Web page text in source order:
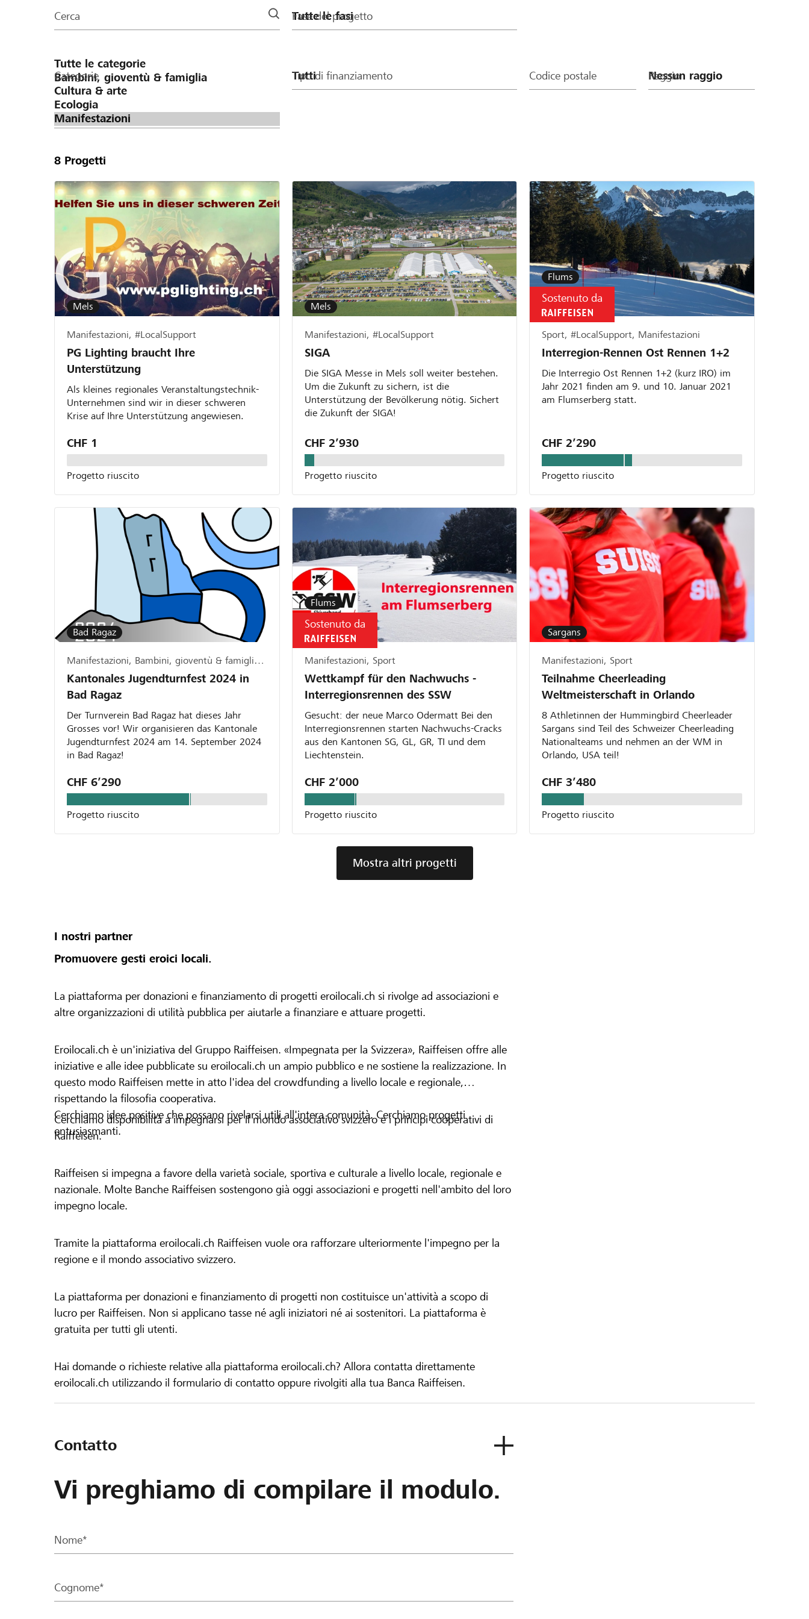
della
Cerca Fase del progetto
Categorie Tipo di finanziamento Codice postale Raggio
8 Progetti
Mels
Manifestazioni, #LocalSupport
PG Lighting braucht Ihre
Unterstützung
Als kleines regionales Veranstaltungstechnik-
Unternehmen sind wir in dieser schweren
Krise auf Ihre Unterstützung angewiesen.
CHF 1
Progetto riuscito
Mels
Manifestazioni, #LocalSupport
SIGA
Die SIGA Messe in Mels soll weiter bestehen.
Um die Zukunft zu sichern, ist die
Unterstützung der Bevölkerung nötig. Sichert
die Zukunft der SIGA!
CHF 2’930
Progetto riuscito
Flums
Sostenuto da
Sport, #LocalSupport, Manifestazioni
Interregion-Rennen Ost Rennen 1+2
Die Interregio Ost Rennen 1+2 (kurz IRO) im
Jahr 2021 finden am 9. und 10. Januar 2021
am Flumserberg statt.
CHF 2’290
Progetto riuscito
Bad Ragaz
Manifestazioni, Bambini, gioventù & famiglia, Sport
Kantonales Jugendturnfest 2024 in
Bad Ragaz
Der Turnverein Bad Ragaz hat dieses Jahr
Grosses vor! Wir organisieren das Kantonale
Jugendturnfest 2024 am 14. September 2024
in Bad Ragaz!
CHF 6’290
Progetto riuscito
Flums
Sostenuto da
Manifestazioni, Sport
Wettkampf für den Nachwuchs -
Interregionsrennen des SSW
Gesucht: der neue Marco Odermatt Bei den
Interregionsrennen starten Nachwuchs-Cracks
aus den Kantonen SG, GL, GR, TI und dem
Liechtenstein.
CHF 2’000
Progetto riuscito
Sargans
Manifestazioni, Sport
Teilnahme Cheerleading
Weltmeisterschaft in Orlando
8 Athletinnen der Hummingbird Cheerleader
Sargans sind Teil des Schweizer Cheerleading
Nationalteams und nehmen an der WM in
Orlando, USA teil!
CHF 3’480
Progetto riuscito
Mostra altri progetti
I nostri partner
Promuovere gesti eroici locali.
La piattaforma per donazioni e finanziamento di progetti eroilocali.ch si rivolge ad associazioni e
altre organizzazioni di utilità pubblica per aiutarle a finanziare e attuare progetti.
Eroilocali.ch è un'iniziativa del Gruppo Raiffeisen. «Impegnata per la Svizzera», Raiffeisen offre alle
iniziative e alle idee pubblicate su eroilocali.ch un ampio pubblico e ne sostiene la realizzazione. In
questo modo Raiffeisen mette in atto l'idea del crowdfunding a livello locale e regionale,
rispettando la filosofia cooperativa.
Cerchiamo idee positive che possano rivelarsi utili all'intera comunità. Cerchiamo progetti
entusiasmanti.
Cerchiamo disponibilità a impegnarsi per il mondo associativo svizzero e i principi cooperativi di
Raiffeisen.
Raiffeisen si impegna a favore della varietà sociale, sportiva e culturale a livello locale, regionale e
nazionale. Molte Banche Raiffeisen sostengono già oggi associazioni e progetti nell'ambito del loro
impegno locale.
Tramite la piattaforma eroilocali.ch Raiffeisen vuole ora rafforzare ulteriormente l'impegno per la
regione e il mondo associativo svizzero.
La piattaforma per donazioni e finanziamento di progetti non costituisce un'attività a scopo di
lucro per Raiffeisen. Non si applicano tasse né agli iniziatori né ai sostenitori. La piattaforma è
gratuita per tutti gli utenti.
Hai domande o richieste relative alla piattaforma eroilocali.ch? Allora contatta direttamente
eroilocali.ch utilizzando il formulario di contatto oppure rivolgiti alla tua Banca Raiffeisen.
Contatto
Vi preghiamo di compilare il modulo.
Nome*
Cognome*